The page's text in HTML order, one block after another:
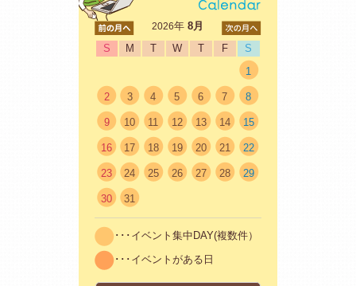
2026年8月
S
M T W T F
S
1
2 3 4 5 6 7 8
9 10 11 12 13 14 15
16 17 18 19 20 21 22
23 24 25 26 27 28 29
30 31
･･･イベント集中DAY(複数件）
･･･イベントがある日